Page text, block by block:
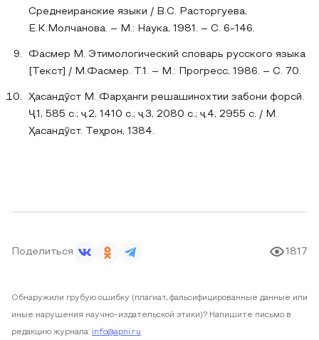
Среднеиранские языки / В.С. Расторгуева,
Е.К.Молчанова. – М.: Наука, 1981. – С. 6-146.
Фасмер М. Этимологический словарь русского языка
[Текст] / М.Фасмер. Т.1. – М.: Прогресс, 1986. – С. 70.
Ҳасандӯст М. Фарҳанги решашинохтии забони форсӣ.
Ҷ.1, 585 с.; ҷ.2, 1410 с.; ҷ.3, 2080 с.; ҷ.4, 2955 с. / М.
Ҳасандӯст. Теҳрон, 1384.
Поделиться 1817
Обнаружили грубую ошибку (плагиат, фальсифицированные данные или
иные нарушения научно-издательской этики)? Напишите письмо в
редакцию журнала: info@apni.ru